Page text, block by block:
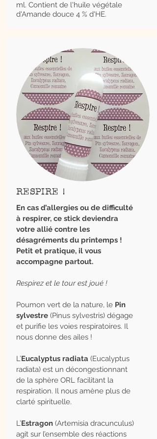
ml. Contient de l'huile végétale
d'Amande douce 4 % d'HE.
RESPIRE !
En cas d’allergies ou de difficulté
à respirer, ce stick deviendra
votre allié contre les
désagréments du printemps !
Petit et pratique, il vous
accompagne partout.
Respirez et le tour est joué !
Poumon vert de la nature, le Pin
sylvestre (Pinus sylvestris) dégage
et purifie les voies respiratoires. Il
nous donne des ailes !
L’Eucalyptus radiata (Eucalyptus
radiata) est un décongestionnant
de la sphère ORL facilitant la
respiration. Il nous amène plus de
clarté spirituelle.
L’Estragon (Artemisia dracunculus)
agit sur l’ensemble des réactions